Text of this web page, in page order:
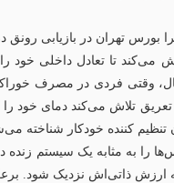
تهران در بازیابی رونق
می‌کند تا تعادل داخلی خود
وقتی فردی در مصرف
تعریق تلاش می‌کند دمای خود
کننده خودکار شناخته
را به مثابه یک سیستم
ارزش ذاتی‌اش نزدیک شود.